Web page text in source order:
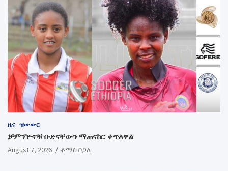
ዜና ዝውውር
ቻምፕዮኖቹ ቡድናቸውን ማጠናከር ቀጥለዋል
August 7, 2026 ቶማስ ቦጋለ